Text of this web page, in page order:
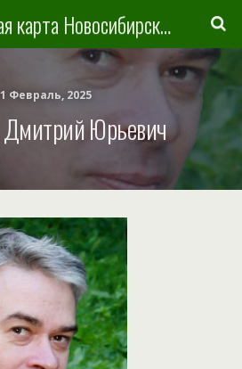
Литературная карта Новосибирска и Новосибирской области
Февраль, 2025
Юрьевич